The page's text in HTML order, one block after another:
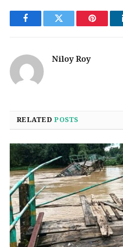
FacebookTwitter Pinterest
Niloy Roy
RELATEDPOSTS